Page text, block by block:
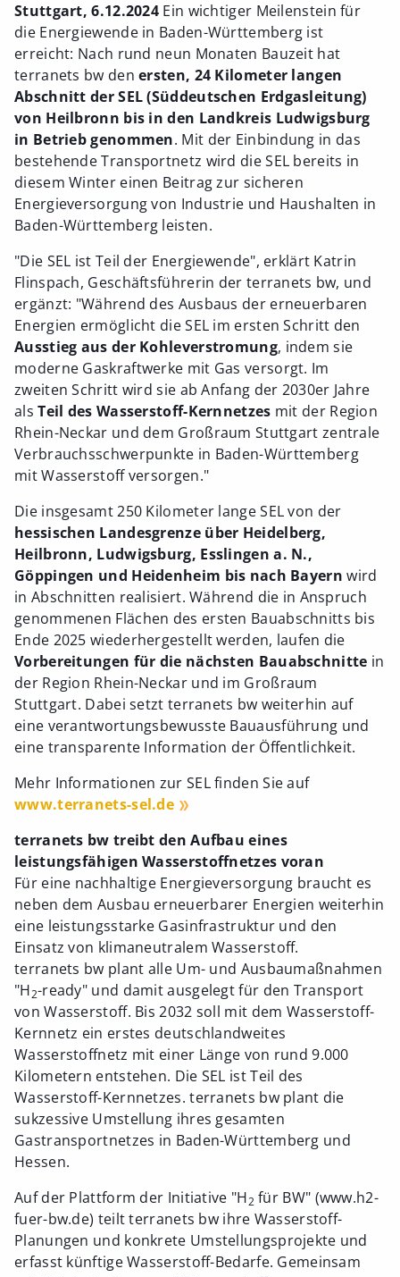
Stuttgart, 6.12.2024 Ein wichtiger Meilenstein für
die Energiewende in Baden-Württemberg ist
erreicht: Nach rund neun Monaten Bauzeit hat
terranets bw denersten, 24 Kilometer langen
Abschnitt der SEL (Süddeutschen Erdgasleitung)
von Heilbronn bis in den Landkreis Ludwigsburg
in Betrieb genommen. Mit der Einbindung in das
bestehende Transportnetz wird die SEL bereits in
diesem Winter einen Beitrag zur sicheren
Energieversorgung von Industrie und Haushalten in
Baden-Württemberg leisten.
"Die SEL ist Teil der Energiewende", erklärt Katrin
Flinspach, Geschäftsführerin der terranets bw, und
ergänzt: "Während des Ausbaus der erneuerbaren
Energien ermöglicht die SEL im ersten Schritt den
Ausstieg aus der Kohleverstromung, indem sie
moderne Gaskraftwerke mit Gas versorgt. Im
zweiten Schritt wird sie ab Anfang der 2030er Jahre
alsTeil des Wasserstoff-Kernnetzes mit der Region
Rhein-Neckar und dem Großraum Stuttgart zentrale
Verbrauchsschwerpunkte in Baden-Württemberg
mit Wasserstoff versorgen."
Die insgesamt 250 Kilometer lange SEL von der
hessischen Landesgrenze über Heidelberg,
Heilbronn, Ludwigsburg, Esslingen a. N.,
Göppingen und Heidenheim bis nach Bayern wird
in Abschnitten realisiert. Während die in Anspruch
genommenen Flächen des ersten Bauabschnitts bis
Ende 2025 wiederhergestellt werden, laufen die
Vorbereitungen für die nächsten Bauabschnitte in
der Region Rhein-Neckar und im Großraum
Stuttgart. Dabei setzt terranets bw weiterhin auf
eine verantwortungsbewusste Bauausführung und
eine transparente Information der Öffentlichkeit.
Mehr Informationen zur SEL finden Sie auf
www.terranets-sel.de
terranets bw treibt den Aufbau eines
leistungsfähigen Wasserstoffnetzes voran
Für eine nachhaltige Energieversorgung braucht es
neben dem Ausbau erneuerbarer Energien weiterhin
eine leistungsstarke Gasinfrastruktur und den
Einsatz von klimaneutralem Wasserstoff.
terranets bw plant alle Um- und Ausbaumaßnahmen
"H2-ready" und damit ausgelegt für den Transport
von Wasserstoff. Bis 2032 soll mit dem Wasserstoff-
Kernnetz ein erstes deutschlandweites
Wasserstoffnetz mit einer Länge von rund 9.000
Kilometern entstehen. Die SEL ist Teil des
Wasserstoff-Kernnetzes. terranets bw plant die
sukzessive Umstellung ihres gesamten
Gastransportnetzes in Baden-Württemberg und
Hessen.
Auf der Plattform der Initiative "H2 für BW" (www.h2-
fuer-bw.de) teilt terranets bw ihre Wasserstoff-
Planungen und konkrete Umstellungsprojekte und
erfasst künftige Wasserstoff-Bedarfe. Gemeinsam